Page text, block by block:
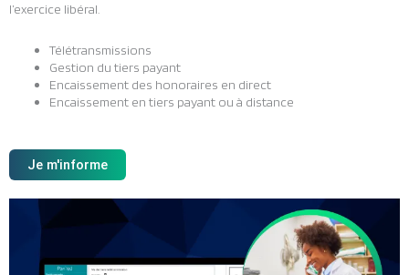
l’exercice libéral.
Télétransmissions
Gestion du tiers payant
Encaissement des honoraires en direct
Encaissement en tiers payant ou à distance
Je m'informe